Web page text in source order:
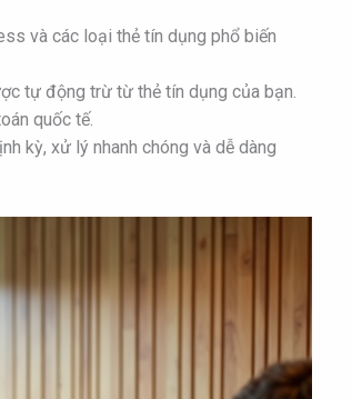
và các loại thẻ tín dụng phổ biến
tự động trừ từ thẻ tín dụng của bạn.
quốc tế.
kỳ, xử lý nhanh chóng và dễ dàng